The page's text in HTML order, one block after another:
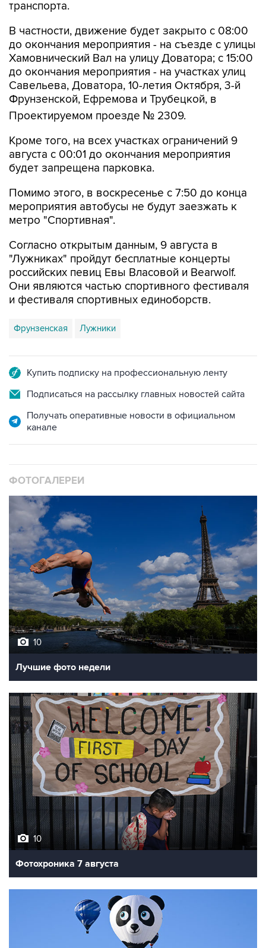
транспорта.
В частности, движение будет закрыто с 08:00
до окончания мероприятия - на съезде с улицы
Хамовнический Вал на улицу Доватора; с 15:00
до окончания мероприятия - на участках улиц
Савельева, Доватора, 10-летия Октября, 3-й
Фрунзенской, Ефремова и Трубецкой, в
Проектируемом проезде № 2309.
Кроме того, на всех участках ограничений 9
августа с 00:01 до окончания мероприятия
будет запрещена парковка.
Помимо этого, в воскресенье с 7:50 до конца
мероприятия автобусы не будут заезжать к
метро "Спортивная".
Согласно открытым данным, 9 августа в
"Лужниках" пройдут бесплатные концерты
российских певиц Евы Власовой и Bearwolf.
Они являются частью спортивного фестиваля
и фестиваля спортивных единоборств.
Фрунзенская Лужники
Купить подписку на профессиональную ленту
Подписаться на рассылку главных новостей сайта
Получать оперативные новости в официальном
канале
ФОТОГАЛЕРЕИ
10
Лучшие фото недели
10
Фотохроника 7 августа